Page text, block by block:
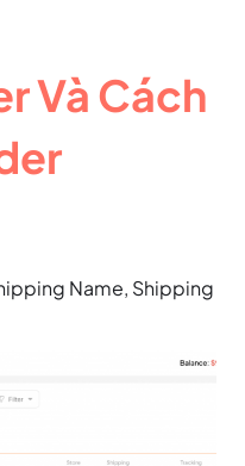
Và Cách
Name, Shipping